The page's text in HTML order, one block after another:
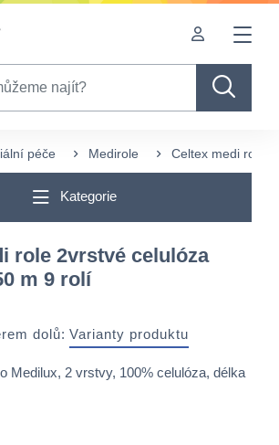
péče Medirole Celtex medi role
Kategorie
role 2vrstvé celulóza
m 9 rolí
dolů: Varianty produktu
Medilux, 2 vrstvy, 100% celulóza, délka